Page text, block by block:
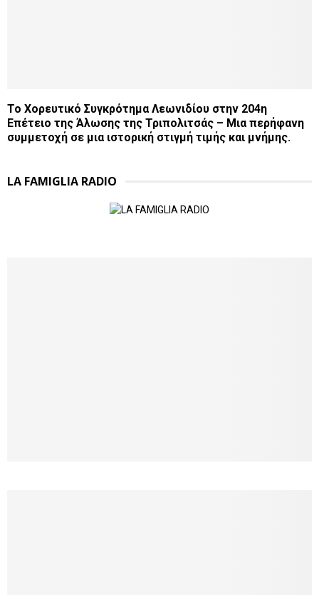
Το Χορευτικό Συγκρότημα Λεωνιδίου στην 204η
Επέτειο της Άλωσης της Τριπολιτσάς – Μια περήφανη
συμμετοχή σε μια ιστορική στιγμή τιμής και μνήμης.
LA FAMIGLIA RADIO